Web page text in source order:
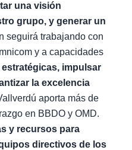
una visión
grupo, y generar un
seguirá trabajando con
y a capacidades
impulsar
la excelencia
aporta más de
en BBDO y OMD.
y recursos para
directivos de los